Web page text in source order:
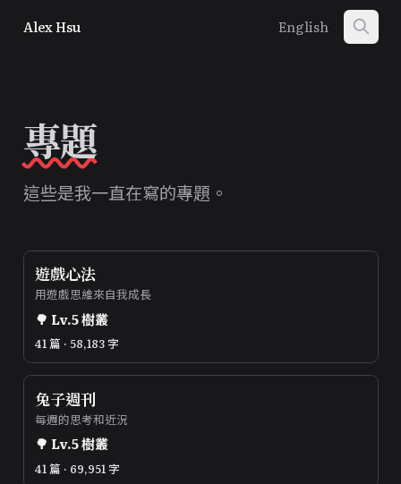
Alex Hsu English
專題
這些是我一直在寫的專題。
遊戲心法
用遊戲思維來自我成長
🌳 Lv.5樹叢
41 篇 · 58,183 字
兔子週刊
每週的思考和近況
🌳 Lv.5樹叢
41 篇 · 69,951 字